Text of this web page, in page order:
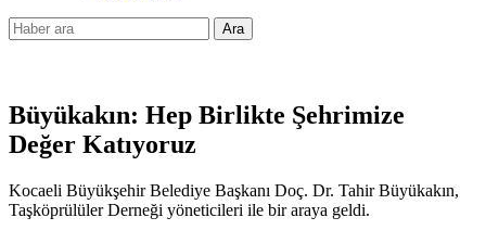
Ara
Büyükakın: Hep Birlikte Şehrimize
Değer Katıyoruz
Kocaeli Büyükşehir Belediye Başkanı Doç. Dr. Tahir Büyükakın,
Taşköprülüler Derneği yöneticileri ile bir araya geldi.